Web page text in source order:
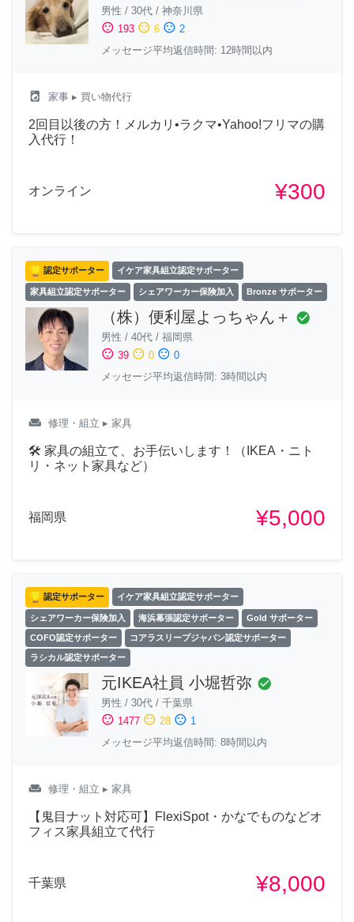
男性 / 30代 / 神奈川県
sentiment_satisfied 193 sentiment_neutral 6 sentiment_dissatisfied 2
メッセージ平均返信時間: 12時間以内
local_laundry_service 家事 ▸ 買い物代行
2回目以後の方！メルカリ•ラクマ•Yahoo!フリマの購
入代行！
オンライン ¥300
認定サポーター イケア家具組立認定サポーター
家具組立認定サポーター シェアワーカー保険加入 Bronze サポーター
（株）便利屋よっちゃん＋ check_circle
男性 / 40代 / 福岡県
sentiment_satisfied 39 sentiment_neutral 0 sentiment_dissatisfied 0
メッセージ平均返信時間: 3時間以内
weekend 修理・組立 ▸ 家具
🛠 家具の組立て、お手伝いします！（IKEA・ニト
リ・ネット家具など）
福岡県 ¥5,000
認定サポーター イケア家具組立認定サポーター
シェアワーカー保険加入 海浜幕張認定サポーター Gold サポーター
COFO認定サポーター コアラスリープジャパン認定サポーター
ラシカル認定サポーター
元IKEA社員 小堀哲弥 check_circle
男性 / 30代 / 千葉県
sentiment_satisfied 1477 sentiment_neutral 28 sentiment_dissatisfied 1
メッセージ平均返信時間: 8時間以内
weekend 修理・組立 ▸ 家具
【鬼目ナット対応可】FlexiSpot・かなでものなどオ
フィス家具組立て代行
千葉県 ¥8,000